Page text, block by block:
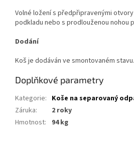
Volné ložení s předpřipravenými
podkladu nebo s prodlouženou nohou
Dodání
Koš je dodáván ve smontovaném stavu.
Doplňkové parametry
Kategorie: Koše na separovaný
Záruka:
2 roky
Hmotnost: 94 kg